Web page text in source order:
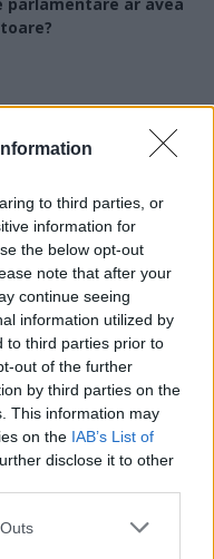
to third parties, or
information for
the below opt-out
note that after your
continue seeing
information utilized by
to third parties prior to
out of the further
by third parties on the
This information may
on the IAB’s List of
disclose it to other